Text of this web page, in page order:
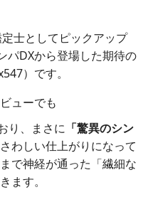
士としてピックアップ
DXから登場した期待の
）です。
ューでも
り、まさに 「驚異のシン
わしい仕上がりになって
で神経が通った「繊細な
ます。